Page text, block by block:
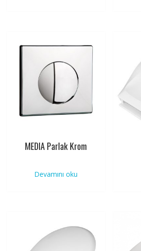
MEDIA Parlak Krom
Devamını oku